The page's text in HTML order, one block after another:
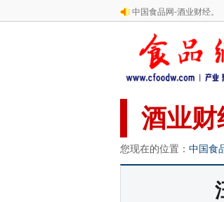
中国食品网-酒业财经。
酒业财
您现在的位置： 中国食